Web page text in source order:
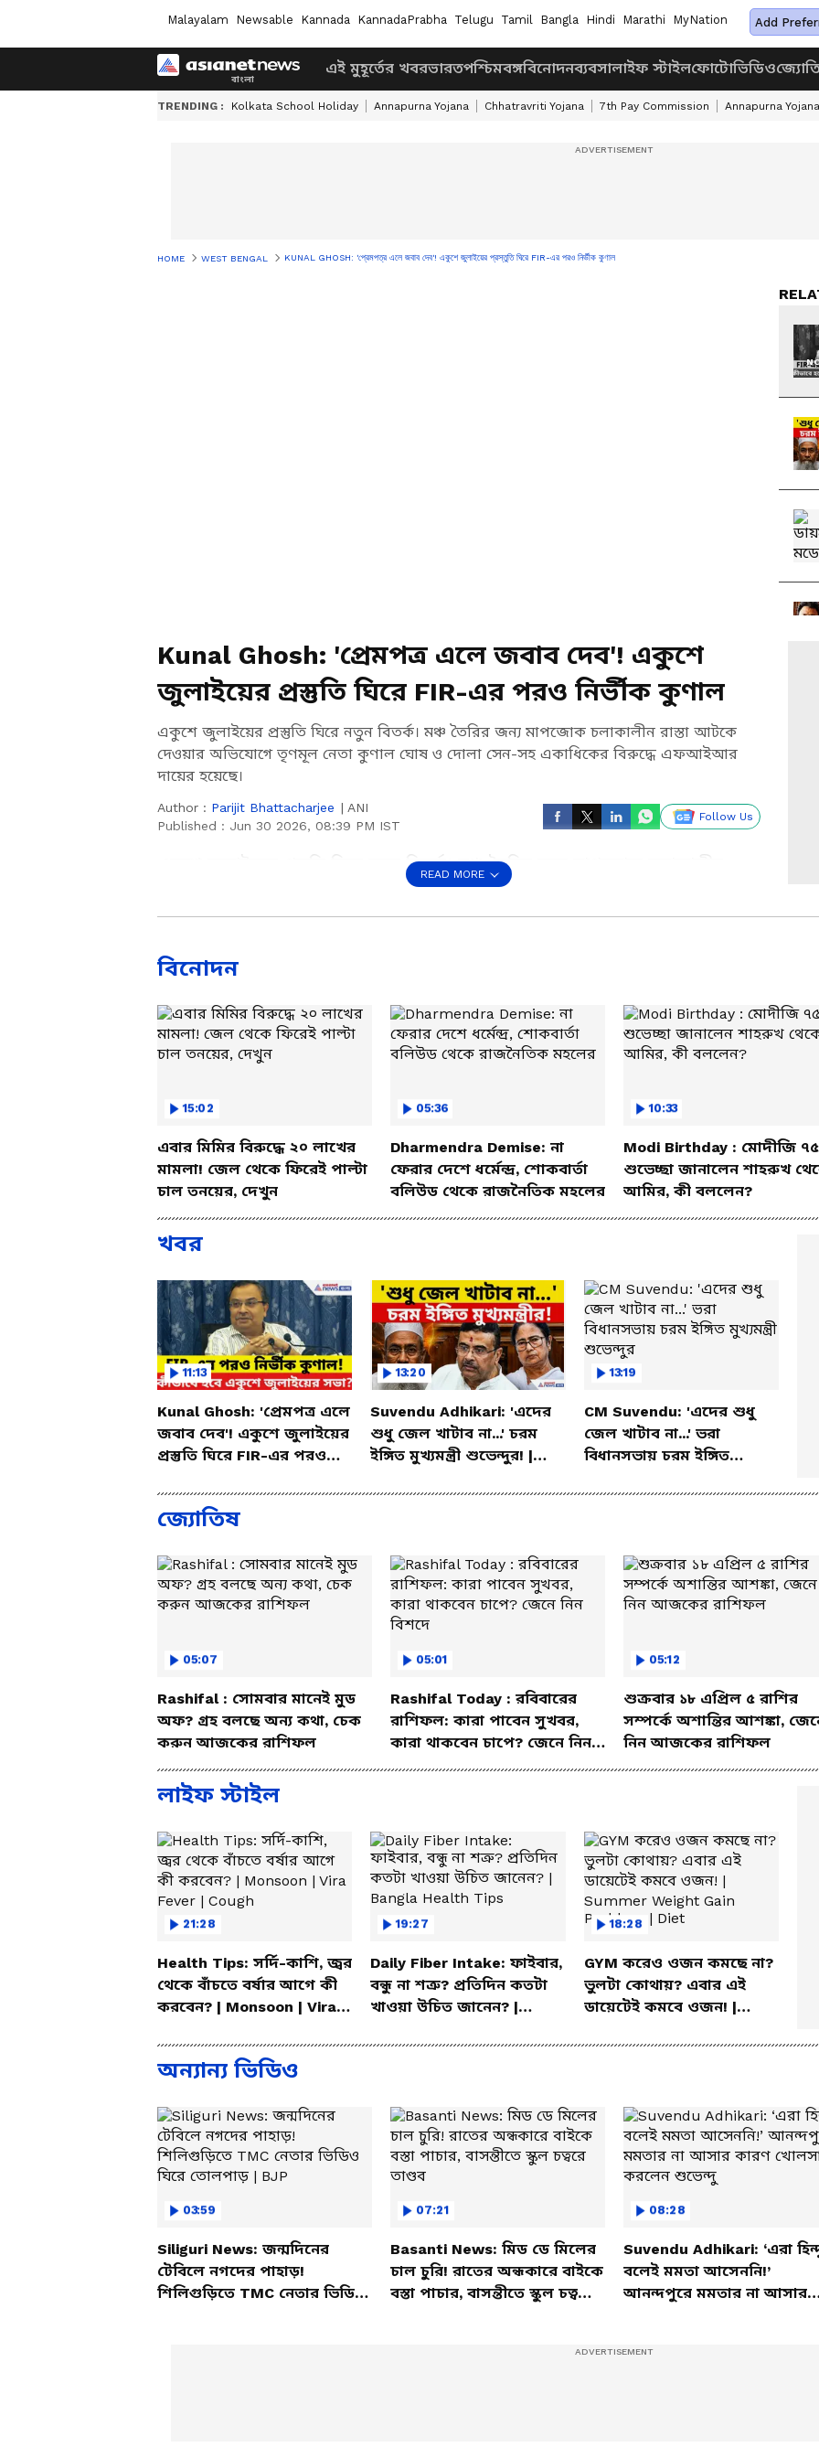
Malayalam Newsable Kannada KannadaPrabha Telugu Tamil Bangla Hindi Marathi MyNation Add
এই মুহূর্তের খবরভারতপশ্চিমবঙ্গবিনোদনব্যবসালাইফ স্টাইলফোটোভিডিও
TRENDING : Kolkata School Holiday Annapurna Yojana Chhatravriti Yojana 7th Pay Commission Annapurna
HOME WEST BENGAL KUNAL GHOSH: 'প্রেমপত্র এলে জবাব দেব'! একুশে জুলাইয়ের প্রস্তুতি ঘিরে FIR-এর পরও নির্ভীক কুণাল
Kunal Ghosh: 'প্রেমপত্র এলে জবাব দেব'! একুশে
জুলাইয়ের প্রস্তুতি ঘিরে FIR-এর পরও নির্ভীক কুণাল
একুশে জুলাইয়ের প্রস্তুতি ঘিরে নতুন বিতর্ক। মঞ্চ তৈরির জন্য মাপজোক চলাকালীন রাস্তা আটকে
দেওয়ার অভিযোগে তৃণমূল নেতা কুণাল ঘোষ ও দোলা সেন-সহ একাধিকের বিরুদ্ধে এফআইআর
দায়ের হয়েছে।
Author : Parijit Bhattacharjee | ANI
Published : Jun 30 2026, 08:39 PM IST
Follow Us
একুশে জুলাইয়ের প্রস্তুতি ঘিরে নতুন বিতর্ক। মঞ্চ তৈরির জন্য মাপজোক চলাকালীন
রাস্তা আটকে দেওয়ার অভিযোগে তৃণমূল নেতা কুণাল ঘোষ ও দোলা সেন-সহ
একাধিকের বিরুদ্ধে এফআইআর দায়ের হয়েছে। পাশাপাশি তাঁদের তলবও করা হচ্ছে
প্রেমপত্র এলে জবাব দেবো। ডিম থেরাপির নিন্দা করে কুণাল বললেন, এক মাঘে শীত
Add Asianetnews Bangla as a Preferred Source
READ MORE
বিনোদন
15:02
এবার মিমির বিরুদ্ধে ২০ লাখের
মামলা! জেল থেকে ফিরেই পাল্টা
চাল তনয়ের, দেখুন
05:36
Dharmendra Demise: না
ফেরার দেশে ধর্মেন্দ্র, শোকবার্তা
বলিউড থেকে রাজনৈতিক মহলের
10:33
Modi Birthday : মোদীজি
শুভেচ্ছা জানালেন শাহরুখ
আমির, কী বললেন?
খবর
11:13
Kunal Ghosh: 'প্রেমপত্র এলে
জবাব দেব'! একুশে জুলাইয়ের
প্রস্তুতি ঘিরে FIR-এর পরও
13:20
Suvendu Adhikari: 'এদের
শুধু জেল খাটাব না...' চরম
ইঙ্গিত মুখ্যমন্ত্রী শুভেন্দুর! |
13:19
CM Suvendu: 'এদের শুধু
জেল খাটাব না...' ভরা
বিধানসভায় চরম ইঙ্গিত
জ্যোতিষ
05:07
Rashifal : সোমবার মানেই মুড
অফ? গ্রহ বলছে অন্য কথা, চেক
করুন আজকের রাশিফল
05:01
Rashifal Today : রবিবারের
রাশিফল: কারা পাবেন সুখবর,
কারা থাকবেন চাপে? জেনে নিন
05:12
শুক্রবার ১৮ এপ্রিল ৫ রাশির
সম্পর্কে অশান্তির আশঙ্কা,
নিন আজকের রাশিফল
লাইফ স্টাইল
21:28
Health Tips: সর্দি-কাশি, জ্বর
থেকে বাঁচতে বর্ষার আগে কী
করবেন? | Monsoon | Vira
19:27
Daily Fiber Intake: ফাইবার,
বন্ধু না শত্রু? প্রতিদিন কতটা
খাওয়া উচিত জানেন? |
18:28
GYM করেও ওজন কমছে না?
ভুলটা কোথায়? এবার এই
ডায়েটেই কমবে ওজন! |
Problem | Diet
অন্যান্য ভিডিও
03:59
Siliguri News: জন্মদিনের
টেবিলে নগদের পাহাড়!
শিলিগুড়িতে TMC নেতার ভিডিও
07:21
Basanti News: মিড ডে মিলের
চাল চুরি! রাতের অন্ধকারে বাইকে
বস্তা পাচার, বাসন্তীতে স্কুল চত্বরে
08:28
Suvendu Adhikari: ‘এরা
বলেই মমতা আসেননি!’
আনন্দপুরে মমতার না আসার